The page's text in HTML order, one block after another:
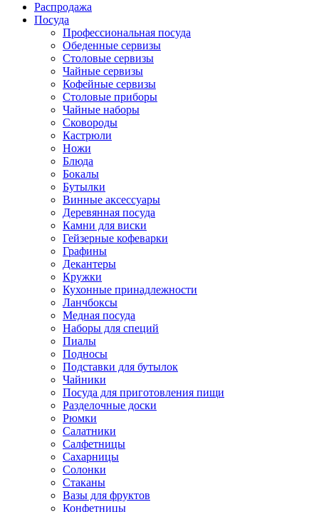
Распродажа
Посуда
Профессиональная посуда
Обеденные сервизы
Столовые сервизы
Чайные сервизы
Кофейные сервизы
Столовые приборы
Чайные наборы
Сковороды
Кастрюли
Ножи
Блюда
Бокалы
Бутылки
Винные аксессуары
Деревянная посуда
Камни для виски
Гейзерные кофеварки
Графины
Декантеры
Кружки
Кухонные принадлежности
Ланчбоксы
Медная посуда
Наборы для специй
Пиалы
Подносы
Подставки для бутылок
Чайники
Посуда для приготовления пищи
Разделочные доски
Рюмки
Салатники
Салфетницы
Сахарницы
Солонки
Стаканы
Вазы для фруктов
Конфетницы